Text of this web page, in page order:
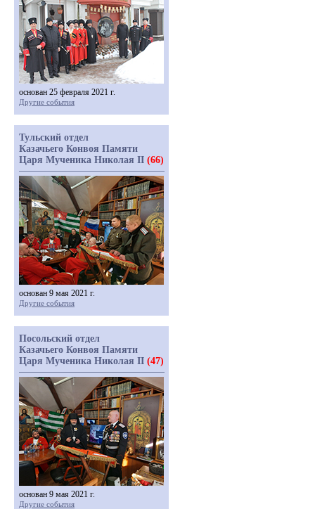
основан 25 февраля 2021 г.
Другие события
Тульский отдел
Казачьего Конвоя Памяти
Царя Мученика Николая II (66)
основан 9 мая 2021 г.
Другие события
Посольский отдел
Казачьего Конвоя Памяти
Царя Мученика Николая II (47)
основан 9 мая 2021 г.
Другие события